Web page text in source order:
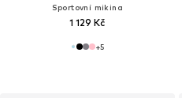
Sportovní mikina
1 129 Kč
+5